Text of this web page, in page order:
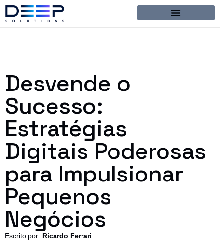
Desvende o
Sucesso:
Estratégias
Digitais Poderosas
para Impulsionar
Pequenos
Negócios
Escrito por: Ricardo Ferrari